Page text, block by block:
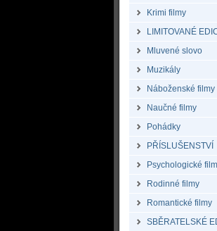
Krimi filmy
LIMITOVANÉ
Mluvené slovo
Muzikály
Náboženské filmy
Naučné filmy
Pohádky
PŘÍSLUŠENSTVÍ
Psychologické
Rodinné filmy
Romantické filmy
SBĚRATELSKÉ